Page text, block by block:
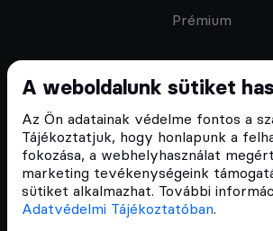
A weboldalunk sütiket
Az Ön adatainak védelme fontos a
Tájékoztatjuk, hogy honlapunk a
fokozása, a webhelyhasználat
marketing tevékenységeink
sütiket alkalmazhat. További
Adatvédelmi Tájékoztatóban.
Prémium
Feliratkozom a